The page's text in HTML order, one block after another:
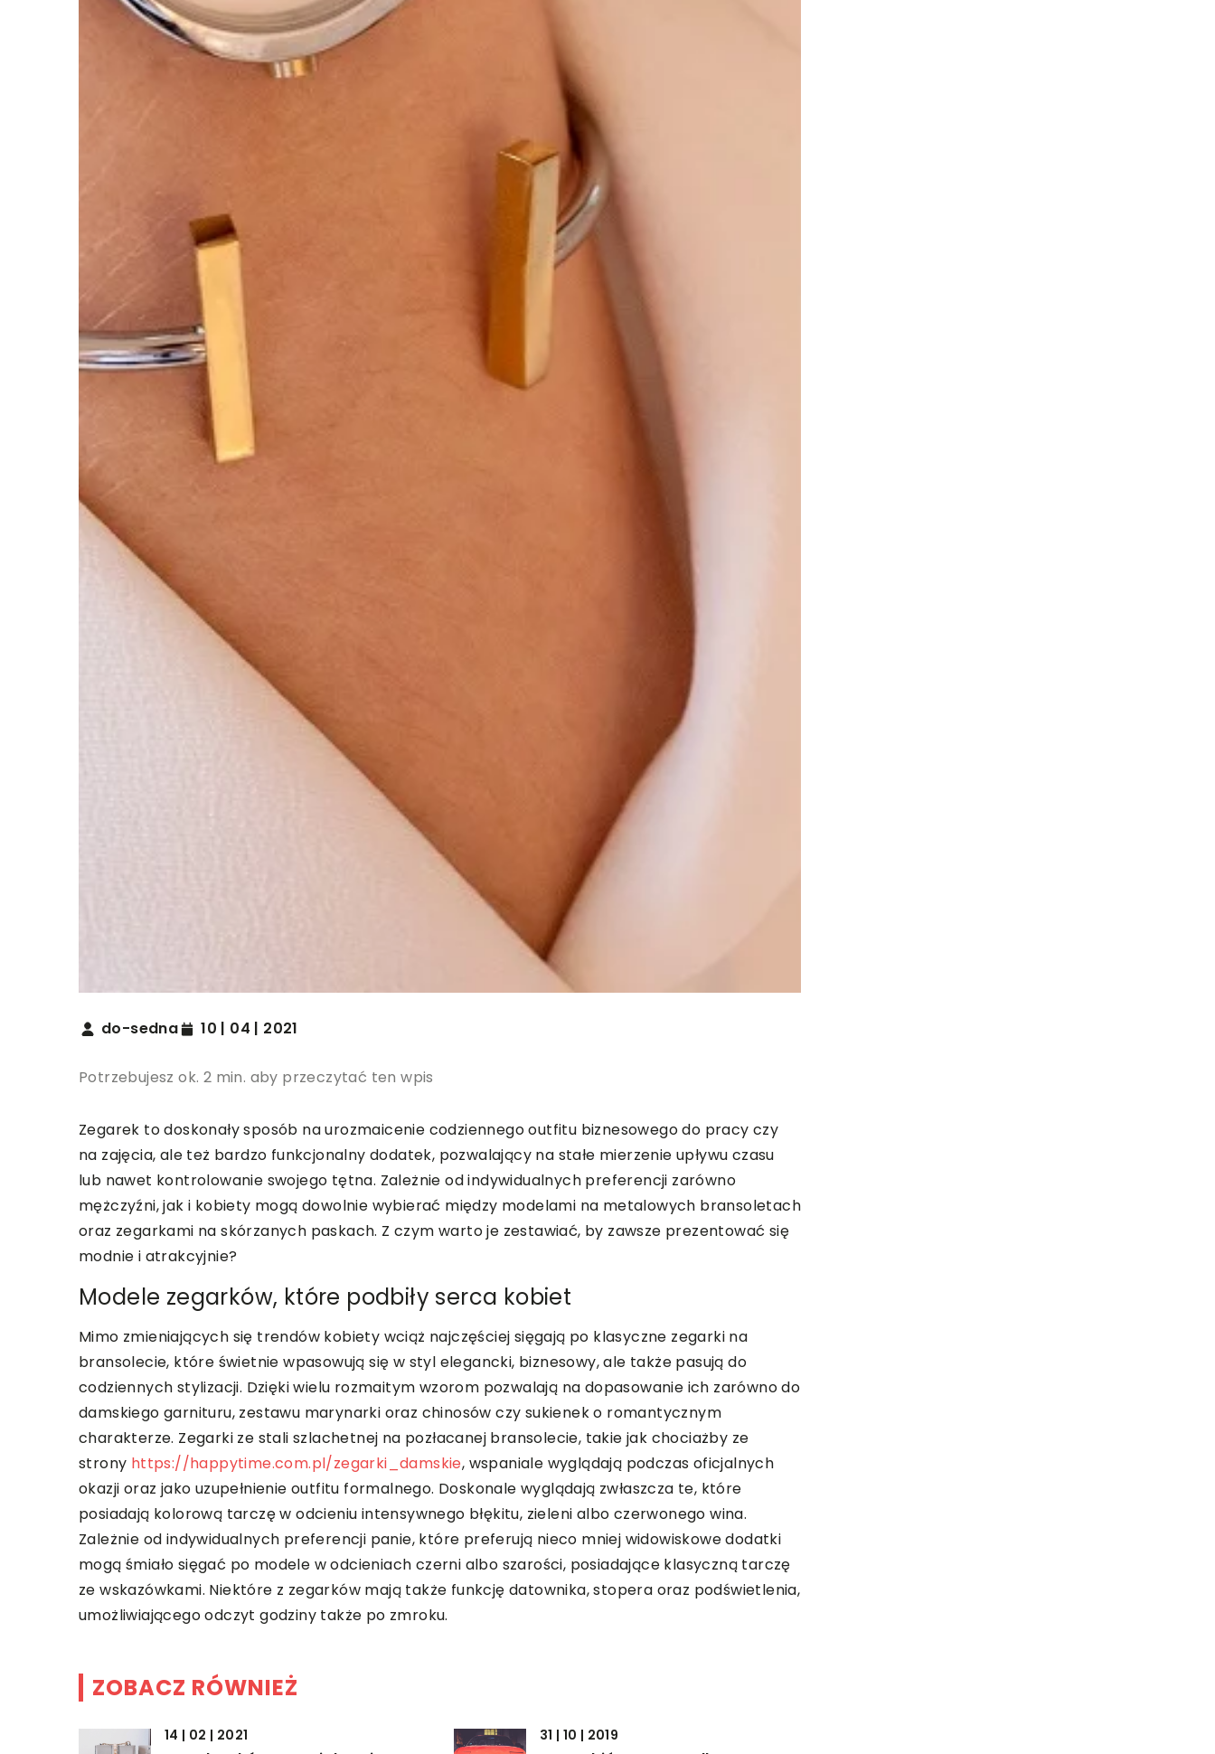
do-sedna 10 | 04 | 2021
Potrzebujesz ok. 2 min. aby przeczytać ten wpis
Zegarek to doskonały sposób na urozmaicenie codziennego outfitu biznesowego do pracy czy
na zajęcia, ale też bardzo funkcjonalny dodatek, pozwalający na stałe mierzenie upływu czasu
lub nawet kontrolowanie swojego tętna. Zależnie od indywidualnych preferencji zarówno
mężczyźni, jak i kobiety mogą dowolnie wybierać między modelami na metalowych bransoletach
oraz zegarkami na skórzanych paskach. Z czym warto je zestawiać, by zawsze prezentować się
modnie i atrakcyjnie?
Modele zegarków, które podbiły serca kobiet
Mimo zmieniających się trendów kobiety wciąż najczęściej sięgają po klasyczne zegarki na
bransolecie, które świetnie wpasowują się w styl elegancki, biznesowy, ale także pasują do
codziennych stylizacji. Dzięki wielu rozmaitym wzorom pozwalają na dopasowanie ich zarówno do
damskiego garnituru, zestawu marynarki oraz chinosów czy sukienek o romantycznym
charakterze. Zegarki ze stali szlachetnej na pozłacanej bransolecie, takie jak chociażby ze
strony https://happytime.com.pl/zegarki_damskie, wspaniale wyglądają podczas oficjalnych
okazji oraz jako uzupełnienie outfitu formalnego. Doskonale wyglądają zwłaszcza te, które
posiadają kolorową tarczę w odcieniu intensywnego błękitu, zieleni albo czerwonego wina.
Zależnie od indywidualnych preferencji panie, które preferują nieco mniej widowiskowe dodatki
mogą śmiało sięgać po modele w odcieniach czerni albo szarości, posiadające klasyczną tarczę
ze wskazówkami. Niektóre z zegarków mają także funkcję datownika, stopera oraz podświetlenia,
umożliwiającego odczyt godziny także po zmroku.
ZOBACZ RÓWNIEŻ
14 | 02 | 2021 31 | 10 | 2019